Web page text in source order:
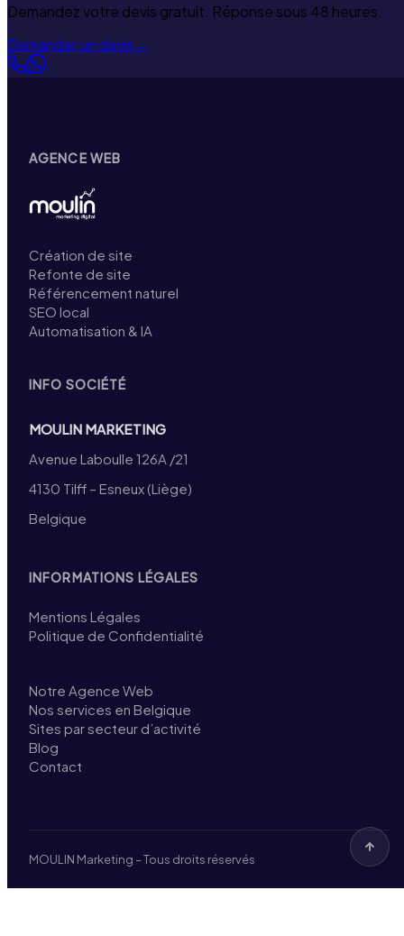
Demandez votre devis gratuit. Réponse sous 48 heures.
Demander un devis→
AGENCE WEB
Création de site
Refonte de site
Référencement naturel
SEO local
Automatisation & IA
INFO SOCIÉTÉ
MOULIN MARKETING
Avenue Laboulle 126A /21
4130 Tilff – Esneux (Liège)
Belgique
INFORMATIONS LÉGALES
Mentions Légales
Politique de Confidentialité
Notre Agence Web
Nos services en Belgique
Sites par secteur d’activité
Blog
Contact
MOULIN Marketing – Tous droits réservés